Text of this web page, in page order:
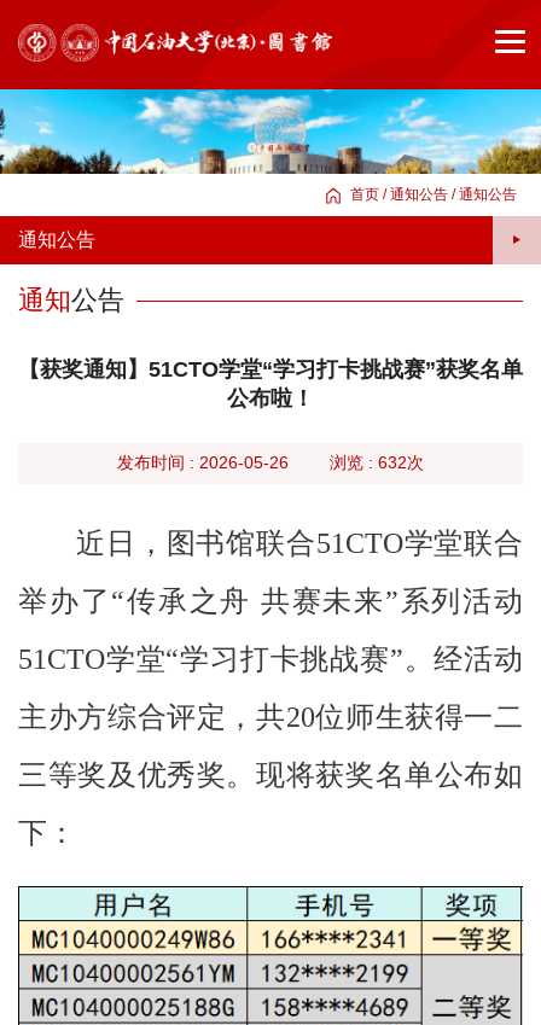
馆
概
通
知
告
服
首页 /通知公告 /通知公告
通知公告
通知公告
【获奖通知】51CTO学堂“学习打卡挑战赛”获奖名单
公布啦！
发布时间 : 2026-05-26 浏览 : 632次
近日，图书馆联合51CTO学堂联合
举办了“传承之舟 共赛未来”系列活动
51CTO学堂“学习打卡挑战赛”。经活动
主办方综合评定，共20位师生获得一二
三等奖及优秀奖。 现将获奖名单公布如
下：